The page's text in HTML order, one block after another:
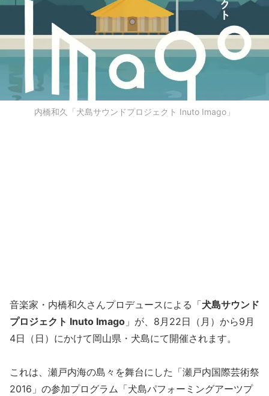
内橋和久「犬島サウンドプロジェクト Inuto Imago」
音楽家・内橋和久さんプロデュースによる「犬島サウンド
プロジェクト Inuto Imago 」が、8月22日（月）から9月
4日（日）にかけて岡山県・犬島にて開催されます。
これは、瀬戸内海の島々を舞台にした「瀬戸内国際芸術祭
2016」の参加プログラム「犬島パフォーミングアーツプ